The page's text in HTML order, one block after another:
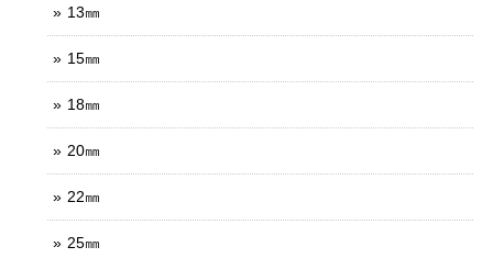
13㎜
15㎜
18㎜
20㎜
22㎜
25㎜